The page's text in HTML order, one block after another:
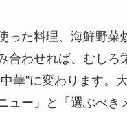
った料理、海鮮野菜
合わせれば、むしろ
華”に変わります。
ュー」と「選ぶべき